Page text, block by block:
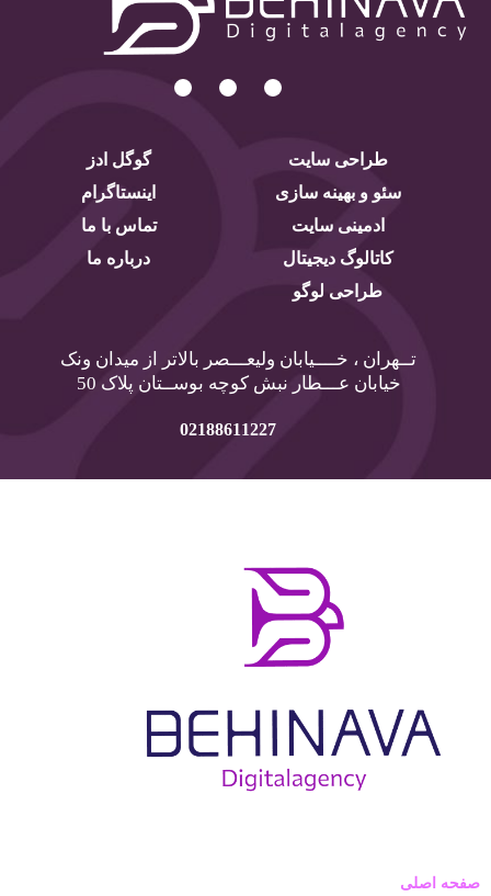
طراحی سایت
سئو و بهینه سازی
ادمینی سایت
کاتالوگ دیجیتال
طراحی لوگو
گوگل ادز
اینستاگرام
تماس با ما
درباره ما
تــهران ، خــــیابان ولیعـــصر بالاتر از میدان ونک
خیابان عـــطار نبش کوچه بوســتان پلاک 50
02188611227
صفحه اصلی